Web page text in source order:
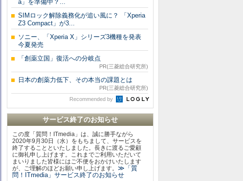
a」を準備中？...
SIMロック解除義務化が追い風に？ 「Xperia
Z3 Compact」が3...
ソニー、「Xperia X」シリーズ3機種を発表
今夏発売
「創薬立国」復活への分岐点
PR(三菱総合研究所)
日本の創薬力低下、その本当の課題とは
PR(三菱総合研究所)
Recommended by
サービス終了のお知らせ
この度「質問！ITmedia」は、誠に勝手ながら
2020年9月30日（水）をもちまして、サービスを
終了することといたしました。長きに渡るご愛顧
に御礼申し上げます。これまでご利用いただいて
まいりました皆様にはご不便をおかけいたします
が、ご理解のほどお願い申し上げます。 ≫「質
問！ITmedia」サービス終了のお知らせ